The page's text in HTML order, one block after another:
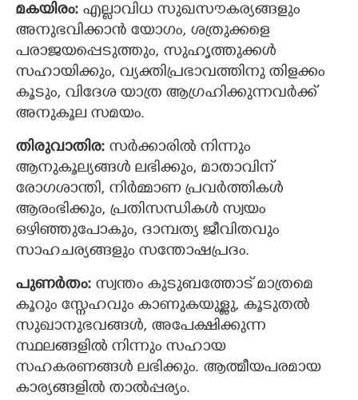
മകയിരം: എല്ലാവിധ സുഖസൗകര്യങ്ങളും
അനുഭവിക്കാന്‍ യോഗം, ശത്രുക്കളെ
പരാജയപ്പെടുത്തും, സുഹൃത്തുക്കള്‍
സഹായിക്കും, വ്യക്തിപ്രഭാവത്തിനു തിളക്കം
കൂടും, വിദേശ യാത്ര ആഗ്രഹിക്കുന്നവര്‍ക്ക്
അനുകൂല സമയം.
തിരുവാതിര: സര്‍ക്കാരില്‍ നിന്നും
ആനുകൂല്യങ്ങൾ ലഭിക്കും, മാതാവിന്
രോഗശാന്തി, നിര്‍മ്മാണ പ്രവര്‍ത്തികള്‍
ആരംഭിക്കും, പ്രതിസന്ധികള്‍ സ്വയം
ഒഴിഞ്ഞുപോകും, ദാമ്പത്യ ജീവിതവും
സാഹചര്യങ്ങളും സന്തോഷപ്രദം.
പുണര്‍തം: സ്വന്തം കുടുബത്തോട് മാത്രമെ
കൂറും സ്നേഹവും കാണുകയുള്ളു, കൂടുതല്‍
സുഖാനുഭവങ്ങള്‍, അപേക്ഷിക്കുന്ന
സ്ഥലങ്ങളില്‍ നിന്നും സഹായ
സഹകരണങ്ങള്‍ ലഭിക്കും. ആത്മീയപരമായ
കാര്യങ്ങളില്‍ താല്‍പ്പര്യം.